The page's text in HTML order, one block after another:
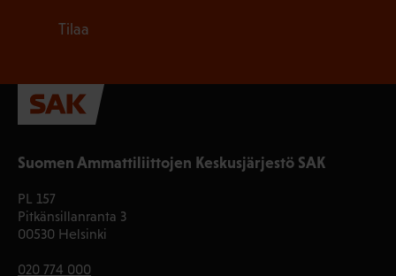
Suomen Ammattiliittojen Keskusjärjestö SAK
PL 157
Pitkänsillanranta 3
00530 Helsinki
020 774 000
Tilaa